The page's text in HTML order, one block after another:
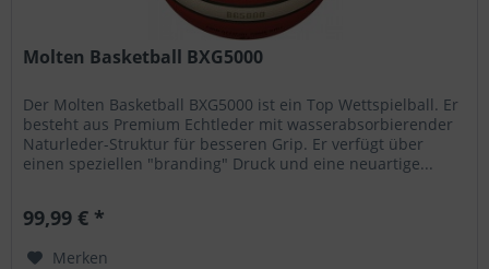
Molten Basketball BXG5000
Der Molten Basketball BXG5000 ist ein Top Wettspielball. Er
besteht aus Premium Echtleder mit wasserabsorbierender
Naturleder-Struktur für besseren Grip. Er verfügt über
einen speziellen "branding" Druck und eine neuartige...
99,99 € *
Merken